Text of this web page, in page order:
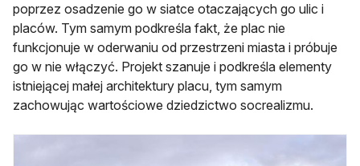
poprzez osadzenie go w siatce otaczających go ulic i
placów. Tym samym podkreśla fakt, że plac nie
funkcjonuje w oderwaniu od przestrzeni miasta i próbuje
go w nie włączyć. Projekt szanuje i podkreśla elementy
istniejącej małej architektury placu, tym samym
zachowując wartościowe dziedzictwo socrealizmu.